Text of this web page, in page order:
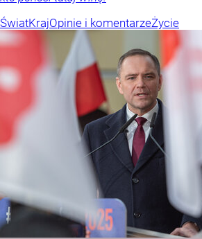
ŚwiatKrajOpinie i komentarzeŻycie